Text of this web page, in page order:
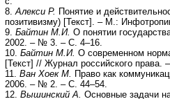
8. Алекси Р. Понятие и
позитивизму) [Текст]. – М.:
9. Байтин М.И. О понятии
2002. – № 3. – С. 4–16.
10. Байтин М.И. О современном
[Текст] // Журнал российского
11. Ван Хоек М.
Право как
2006. – № 2. – С. 44–54.
12. Вышинский А. Основные задачи